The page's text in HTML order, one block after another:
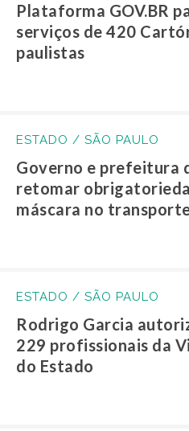
Plataforma GOV.BR
serviços de 420
paulistas
ESTADO / SÃO PAULO
Governo e prefeitura
retomar
máscara no
ESTADO / SÃO PAULO
Rodrigo Garcia
229 profissionais da
do Estado